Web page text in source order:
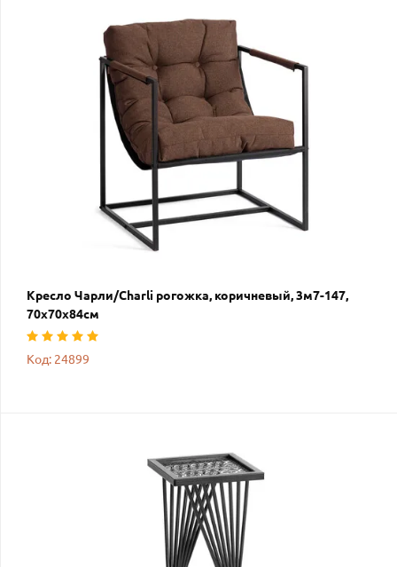
Кресло Чарли/Charli рогожка, коричневый, 3м7-147,
70х70х84см
Код: 24899